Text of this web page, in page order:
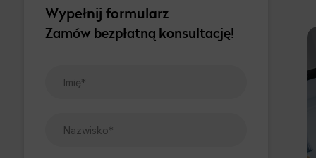
Wypełnij formularz
Zamów bezpłatną konsultację!